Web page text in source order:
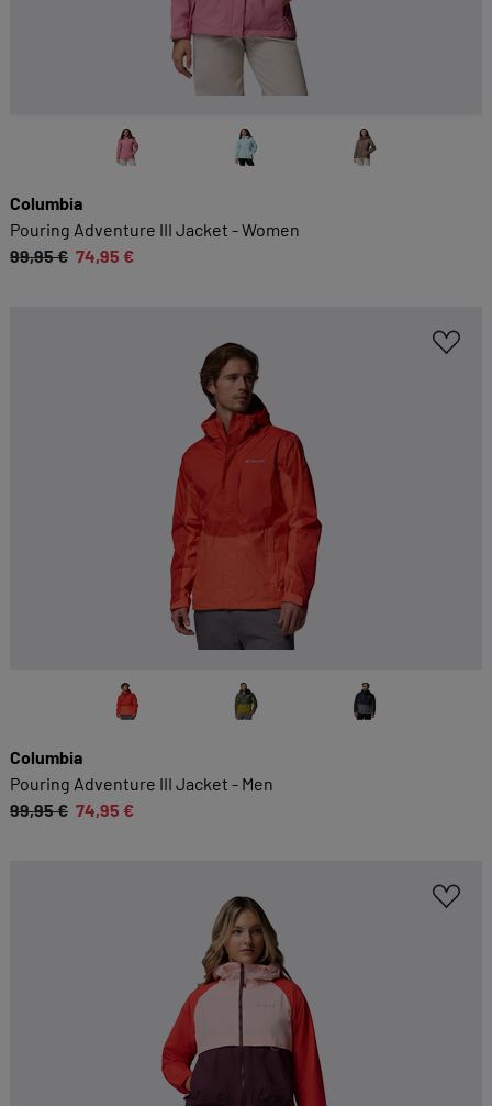
Columbia
Pouring Adventure III Jacket - Women
99,95 € 74,95 €
Columbia
Pouring Adventure III Jacket - Men
99,95 € 74,95 €